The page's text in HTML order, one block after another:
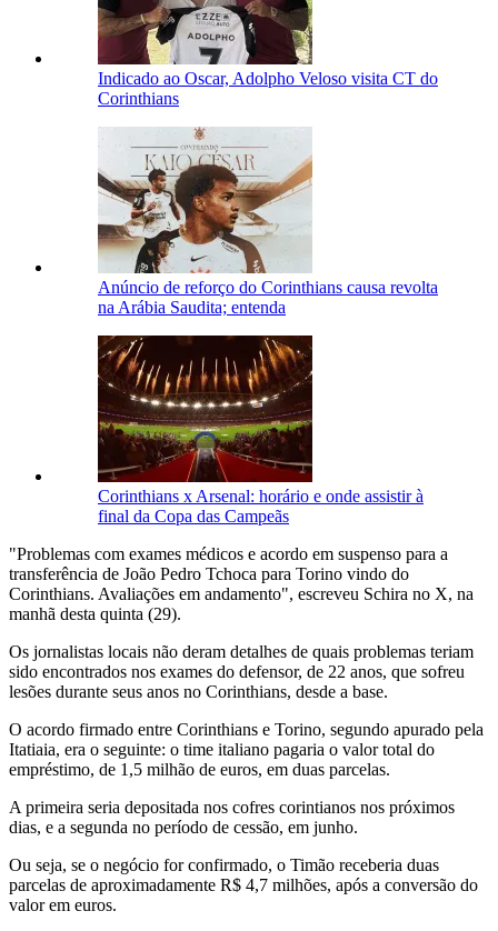
Indicado ao Oscar, Adolpho Veloso visita CT do
Corinthians
Anúncio de reforço do Corinthians causa revolta
na Arábia Saudita; entenda
Corinthians x Arsenal: horário e onde assistir à
final da Copa das Campeãs
"Problemas com exames médicos e acordo em suspenso para a
transferência de João Pedro Tchoca para Torino vindo do
Corinthians. Avaliações em andamento", escreveu Schira no X, na
manhã desta quinta (29).
Os jornalistas locais não deram detalhes de quais problemas teriam
sido encontrados nos exames do defensor, de 22 anos, que sofreu
lesões durante seus anos no Corinthians, desde a base.
O acordo firmado entre Corinthians e Torino, segundo apurado pela
Itatiaia, era o seguinte: o time italiano pagaria o valor total do
empréstimo, de 1,5 milhão de euros, em duas parcelas.
A primeira seria depositada nos cofres corintianos nos próximos
dias, e a segunda no período de cessão, em junho.
Ou seja, se o negócio for confirmado, o Timão receberia duas
parcelas de aproximadamente R$ 4,7 milhões, após a conversão do
valor em euros.